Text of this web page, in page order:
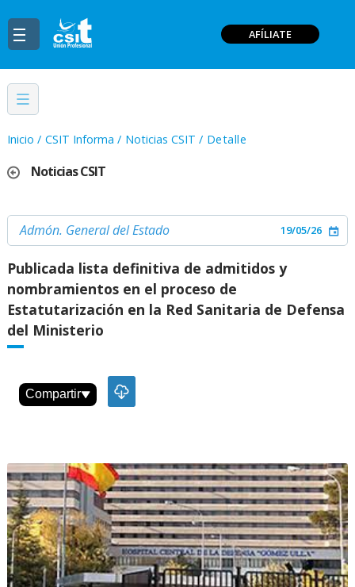
AFÍLIATE
Inicio / CSIT Informa / Noticias CSIT / Detalle
Noticias CSIT
Admón. General del Estado 19/05/26
Publicada lista definitiva de admitidos y
nombramientos en el proceso de
Estatutarización en la Red Sanitaria de Defensa
del Ministerio
Compartir